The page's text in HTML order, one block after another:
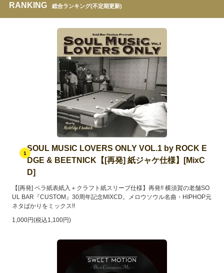
RANKING 総合ランキング(不定期更新)
1
SOUL MUSIC LOVERS ONLY VOL.1 by ROCK E
DGE & BEETNICK【[再発] 紙ジャケ仕様】[MixC
D]
【[再発] ペラ紙表紙入＋クラフト紙スリーブ仕様】再発!! 横須賀の老舗SO
UL BAR『CUSTOM』30周年記念MIXCD。メロウソウル名曲・HIPHOP元
ネタばかりをミックス!!
1,000円(税込1,100円)